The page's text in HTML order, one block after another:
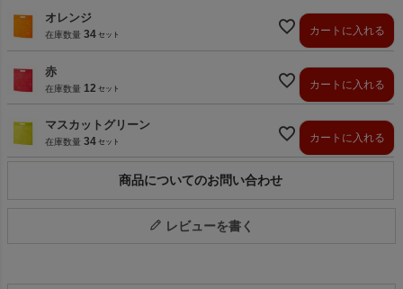
オレンジ
在庫数量 34 カートに入れる
赤
在庫数量 12 カートに入れる
マスカットグリーン
在庫数量 34 カートに入れる
商品についてのお問い合わせ
レビューを書く